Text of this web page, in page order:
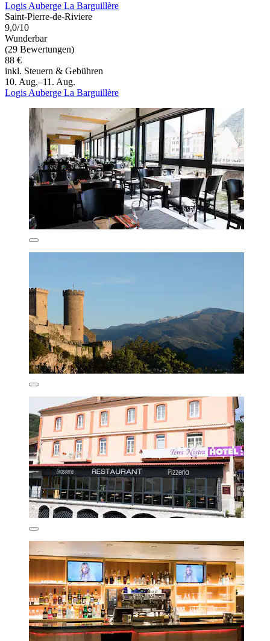
Logis Auberge La Barguillère
Saint-Pierre-de-Riviere
9,0/10
Wunderbar
(29 Bewertungen)
88 €
inkl. Steuern & Gebühren
10. Aug.–11. Aug.
Logis Auberge La Barguillère